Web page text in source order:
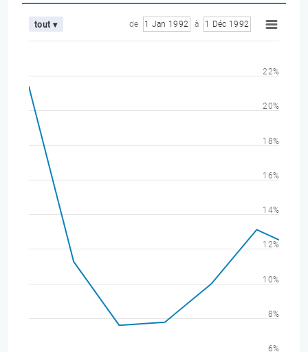
tout ▾ de 1 Jan 1992 à 1 Déc 1992
6%
8%
10%
12%
14%
16%
18%
20%
22%